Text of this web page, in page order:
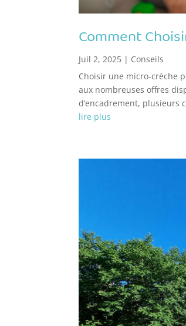
Comment
Juil 2, 2025 | Conseils
Choisir une micro-crèche
aux nombreuses offres
d’encadrement,
lire plus